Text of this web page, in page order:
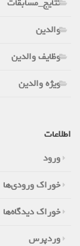
نتایج_مسابقات
والدین
وظایف والدین
ویژه والدین
اطلاعات
ورود
خوراک ورودی‌ها
خوراک دیدگاه‌ها
وردپرس